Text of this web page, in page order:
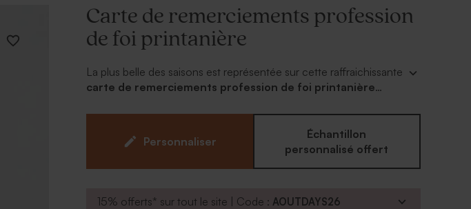
Carte de remerciements profession
de foi printanière
La plus belle des saisons est représentée sur cette raffraichissante
carte de remerciements profession de foi printanière
fleurs, se personnalise de la photo de votre fille, de son prénom
et d'un doux mot. Vos proches apprécieront et la garderont sans
aucun doute en souvenir de cette magnifique journée.
Personnaliser
Échantillon
personnalisé offert
15% offerts* sur tout le site | Code :AOUTDAYS26